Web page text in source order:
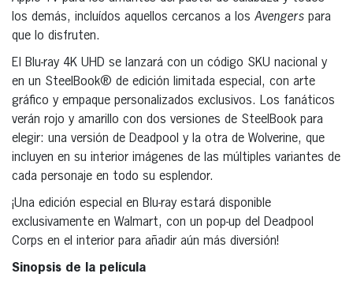
los demás, incluídos aquellos cercanos a los Avengers para
que lo disfruten.
El Blu-ray 4K UHD se lanzará con un código SKU nacional y
en un SteelBook® de edición limitada especial, con arte
gráfico y empaque personalizados exclusivos. Los fanáticos
verán rojo y amarillo con dos versiones de SteelBook para
elegir: una versión de Deadpool y la otra de Wolverine, que
incluyen en su interior imágenes de las múltiples variantes de
cada personaje en todo su esplendor.
¡Una edición especial en Blu-ray estará disponible
exclusivamente en Walmart, con un pop-up del Deadpool
Corps en el interior para añadir aún más diversión!
Sinopsis de la película